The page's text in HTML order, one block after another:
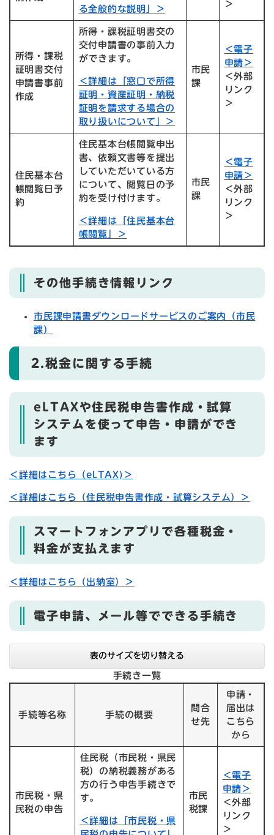
る全般的な説明」＞
＞
所得・課税
証明書交付
申請書事前
作成
所得・課税証明書交の
交付申請書の事前入力
ができます。
＜詳細は「窓口で所得
証明・資産証明・納税
証明を請求する場合の
取り扱いについて」＞
市民
課
＜電子
申請＞
＜外部
リンク
＞
住民基本台
帳閲覧日予
約
住民基本台帳閲覧申出
書、依頼文書等を提出
していただいている方
について、閲覧日の予
約を受け付けます。
＜詳細は「住民基本台
帳閲覧」＞
市民
課
＜電子
申請＞
＜外部
リンク
＞
その他手続き情報リンク
市民課申請書ダウンロードサービスのご案内（市民
課）
2.税金に関する手続
eLTAXや住民税申告書作成・試算
システムを使って申告・申請ができ
ます
＜詳細はこちら（eLTAX)＞
＜詳細はこちら（住民税申告書作成・試算システム）＞
スマートフォンアプリで各種税金・
料金が支払えます
＜詳細はこちら（出納室）＞
電子申請、メール等でできる手続き
表のサイズを切り替える
手続き一覧
手続等名称 手続の概要
問合
せ先
申請・
届出は
こちら
から
市民税・県
民税の申告
住民税（市民税・県民
税）の納税義務がある
方の行う申告手続きで
す。
＜詳細は「市民税・県
市民
税課
＜電子
申請＞
＜外部
リンク
＞